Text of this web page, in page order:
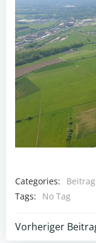
Categories:
Beitrag
Tags:
No Tag
Post
Vorheriger